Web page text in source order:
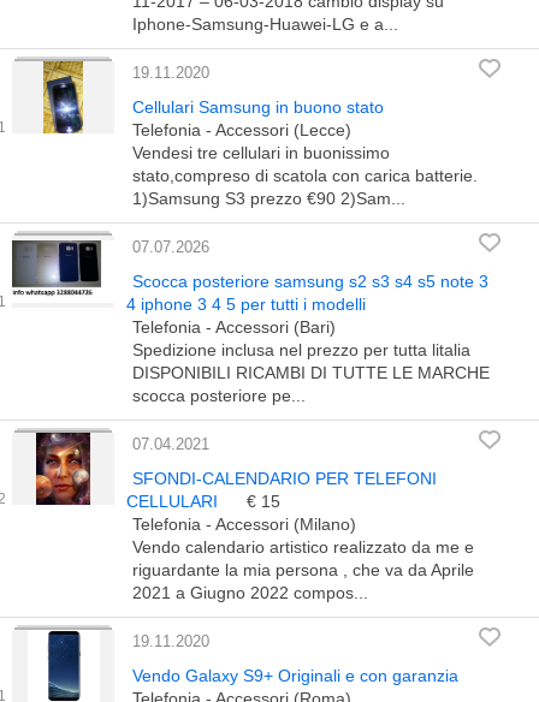
Iphone-Samsung-Huawei-LG e a...
19.11.2020
Cellulari Samsung in buono stato
Telefonia - Accessori (Lecce)
Vendesi tre cellulari in buonissimo
stato,compreso di scatola con carica batterie.
1)Samsung S3 prezzo €90 2)Sam...
07.07.2026
Scocca posteriore samsung s2 s3 s4 s5 note 3
4 iphone 3 4 5 per tutti i modelli
Telefonia - Accessori (Bari)
Spedizione inclusa nel prezzo per tutta litalia
DISPONIBILI RICAMBI DI TUTTE LE MARCHE
scocca posteriore pe...
07.04.2021
SFONDI-CALENDARIO PER TELEFONI
CELLULARI
€ 15
Telefonia - Accessori (Milano)
Vendo calendario artistico realizzato da me e
riguardante la mia persona , che va da Aprile
2021 a Giugno 2022 compos...
19.11.2020
Vendo Galaxy S9+ Originali e con garanzia